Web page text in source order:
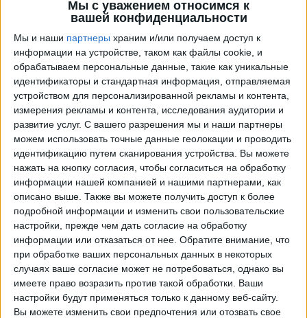
Мы с уважением относимся к
вашей конфиденциальности
Мы и наши партнеры храним и/или получаем доступ к
информации на устройстве, таком как файлы cookie, и
обрабатываем персональные данные, такие как уникальные
идентификаторы и стандартная информация, отправляемая
устройством для персонализированной рекламы и контента,
измерения рекламы и контента, исследования аудитории и
развитие услуг. С вашего разрешения мы и наши партнеры
можем использовать точные данные геолокации и проводить
идентификацию путем сканирования устройства. Вы можете
нажать на кнопку согласия, чтобы согласиться на обработку
информации нашей компанией и нашими партнерами, как
описано выше. Также вы можете получить доступ к более
подробной информации и изменить свои пользовательские
настройки, прежде чем дать согласие на обработку
информации или отказаться от нее. Обратите внимание, что
при обработке ваших персональных данных в некоторых
случаях ваше согласие может не потребоваться, однако вы
имеете право возразить против такой обработки. Ваши
настройки будут применяться только к данному веб-сайту.
Вы можете изменить свои предпочтения или отозвать свое
Программа передач трансляции матчей в прямом
эфире вШтутгарт Кикерс
завтра пятница, 07.08.2026
20:00 Западная региональная лига
Ульм
OneFootball PPV
Суббота, 15.08.2026